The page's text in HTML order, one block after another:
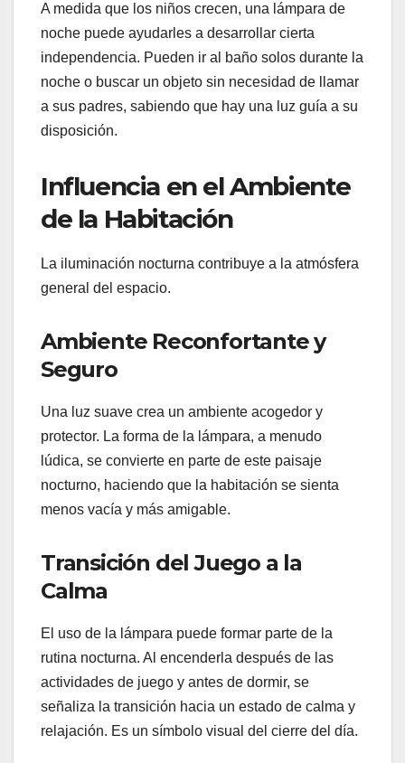
A medida que los niños crecen, una lámpara de
noche puede ayudarles a desarrollar cierta
independencia. Pueden ir al baño solos durante la
noche o buscar un objeto sin necesidad de llamar
a sus padres, sabiendo que hay una luz guía a su
disposición.
Influencia en el Ambiente
de la Habitación
La iluminación nocturna contribuye a la atmósfera
general del espacio.
Ambiente Reconfortante y
Seguro
Una luz suave crea un ambiente acogedor y
protector. La forma de la lámpara, a menudo
lúdica, se convierte en parte de este paisaje
nocturno, haciendo que la habitación se sienta
menos vacía y más amigable.
Transición del Juego a la
Calma
El uso de la lámpara puede formar parte de la
rutina nocturna. Al encenderla después de las
actividades de juego y antes de dormir, se
señaliza la transición hacia un estado de calma y
relajación. Es un símbolo visual del cierre del día.